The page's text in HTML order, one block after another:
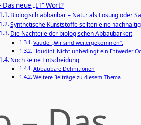
Das neue „IT“ Wort?
Biologisch abbaubar – Natur als Lösung oder
Synthetische Kunststoffe sollten eine
Die Nachteile der biologischen Abbaubarkeit
Vaude: „Wir sind weitergekommen“.
Houdini: Nicht unbedingt ein Entweder-
Noch keine Entscheidung
Abbaubare Definitionen
Weitere Beiträge zu diesem Thema